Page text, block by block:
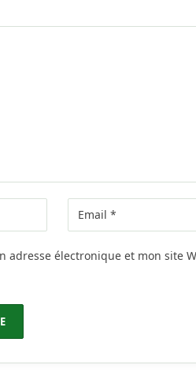
adresse électronique et mon site